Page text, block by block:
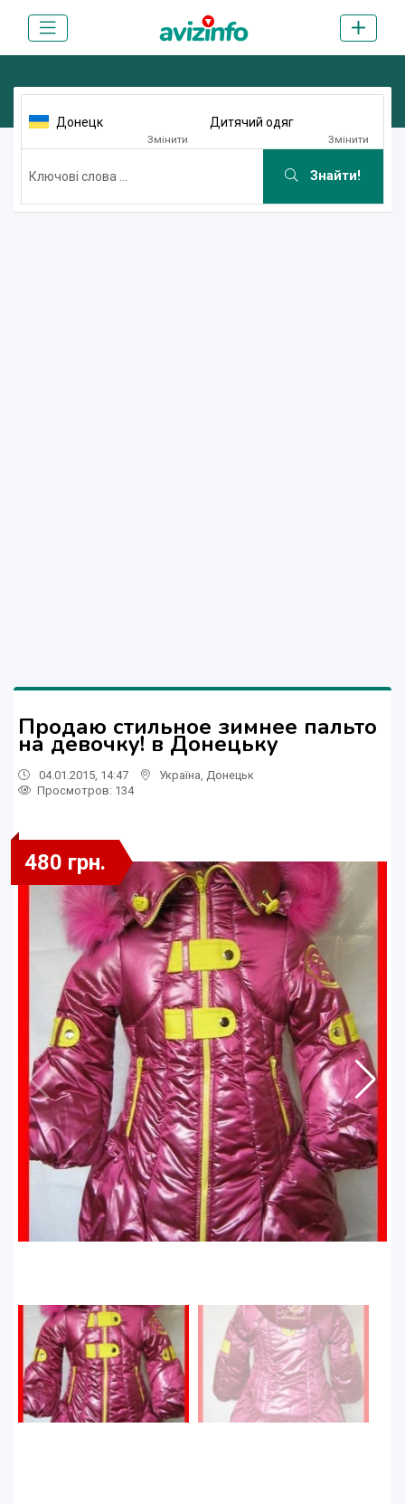
Донецк
Змінити
Дитячий одяг
Змінити
Знайти!
Продаю стильное зимнее пальто
на девочку! в Донецьку
04.01.2015, 14:47 Україна Донецьк
Просмотров: 134
480 грн.